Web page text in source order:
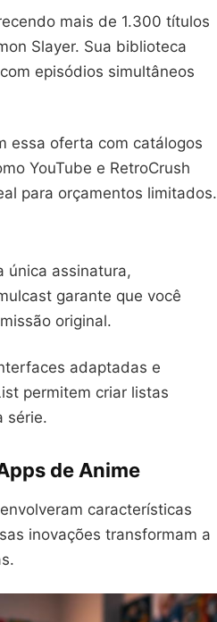
mais de 1.300 títulos
Slayer. Sua biblioteca
episódios simultâneos
essa oferta com catálogos
YouTube e RetroCrush
para orçamentos limitados.
única assinatura,
garante que você
original.
adaptadas e
permitem criar listas
série.
de Anime
características
inovações transformam a